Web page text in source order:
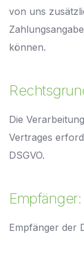
von uns
können.
Die
Vertrages
DSGVO.
Empfänger:
Empfänger der